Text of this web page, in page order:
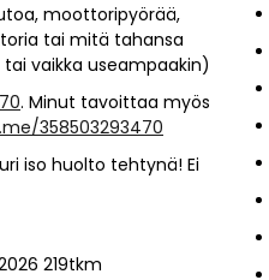
moottoripyörää,
tai mitä tahansa
vaikka useampaakin)
. Minut tavoittaa myös
358503293470
iso huolto tehtynä! Ei
219tkm